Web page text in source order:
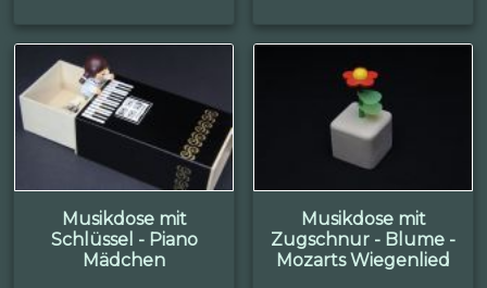
Musikdose mit
Schlüssel - Piano
Mädchen
Musikdose mit
Zugschnur - Blume -
Mozarts Wiegenlied